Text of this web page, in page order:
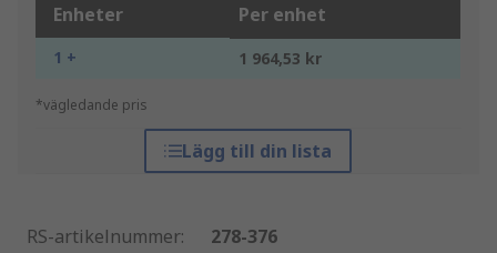
Enheter Per enhet
1 + 1 964,53 kr
*vägledande pris
Lägg till din lista
RS-artikelnummer:
278-376